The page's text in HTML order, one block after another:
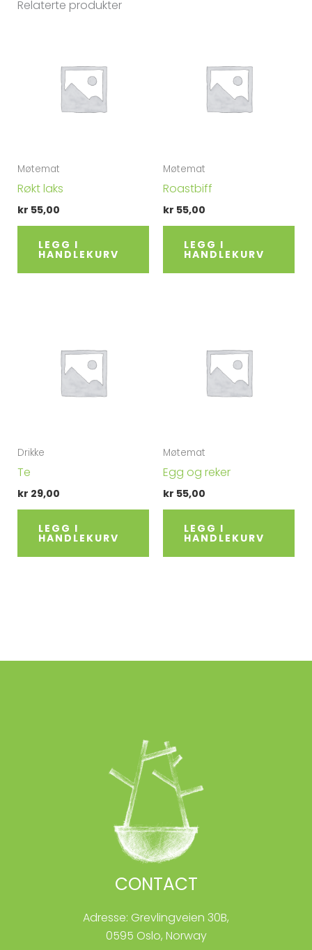
r
Relaterte produkter
Møtemat
Røkt laks
kr 55,00
LEGG I
HANDLEKURV
Møtemat
Roastbiff
kr 55,00
LEGG I
HANDLEKURV
Drikke
Te
kr 29,00
LEGG I
HANDLEKURV
Møtemat
Egg og reker
kr 55,00
LEGG I
HANDLEKURV
CONTACT
Adresse: Grevlingveien 30B,
0595 Oslo, Norway